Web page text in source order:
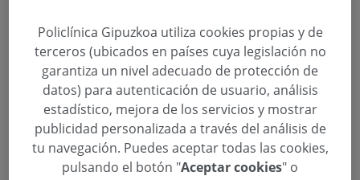
La lipoescultura es un procedimiento quirúrgico
gracias al cual se eliminan los depósitos de grasa
localizada y se esculpen diferentes zonas del
cuerpo.
La liposucción no es un método para perder peso,
sino para definir la silueta eliminando los depósitos
Policlínica Gipuzkoa utiliza cookies propias y de
terceros (ubicados en países cuya legislación no
garantiza un nivel adecuado de protección de
datos) para autenticación de usuario, análisis
estadístico, mejora de los servicios y mostrar
publicidad personalizada a través del análisis de
tu navegación. Puedes aceptar todas las cookies,
pulsando el botón "Aceptar cookies" o